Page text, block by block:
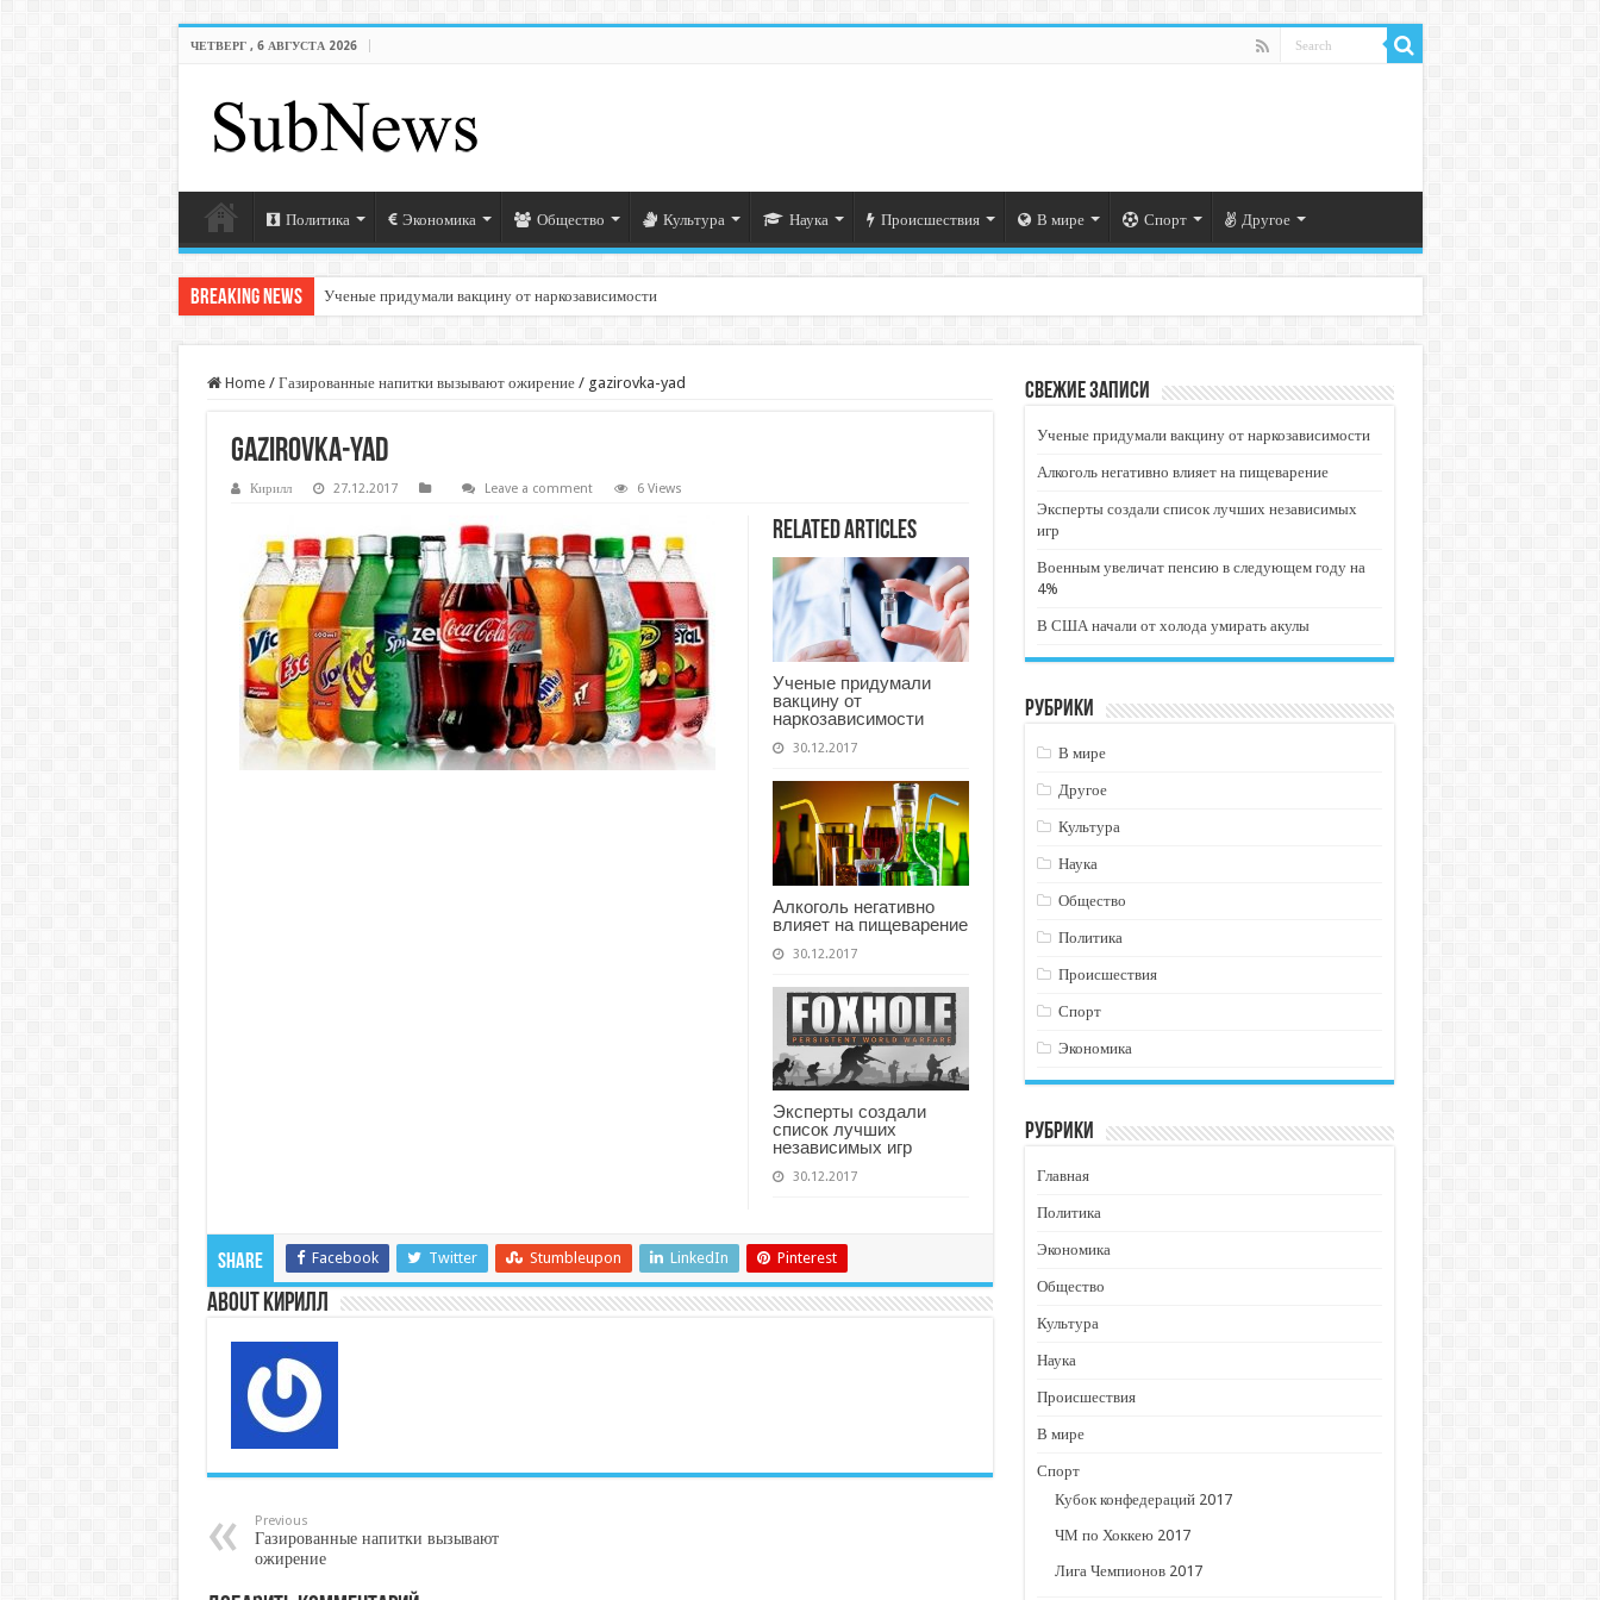
ЧЕТВЕРГ , 6 АВГУСТА 2026
Политика Экономика Общество Культура Наука Происшествия В мире Спорт Другое
Breaking News Ученые придумали вакцину от наркозависимости
Home / Газированные напитки вызывают ожирение / gazirovka-yad
gazirovka-yad
Кирилл 27.12.2017 Leave a comment 6 Views
Related Articles
Ученые придумали
вакцину от
наркозависимости
30.12.2017
Алкоголь негативно
влияет на пищеварение
30.12.2017
Эксперты создали
список лучших
независимых игр
30.12.2017
Share Facebook Twitter Stumbleupon LinkedIn Pinterest
About Кирилл
Previous
Газированные напитки вызывают
ожирение
Свежие записи
Ученые придумали вакцину от наркозависимости
Алкоголь негативно влияет на пищеварение
Эксперты создали список лучших независимых
игр
Военным увеличат пенсию в следующем году на
4%
В США начали от холода умирать акулы
Рубрики
В мире
Другое
Культура
Наука
Общество
Политика
Происшествия
Спорт
Экономика
Рубрики
Главная
Политика
Экономика
Общество
Культура
Наука
Происшествия
В мире
Спорт
Кубок конфедераций 2017
ЧМ по Хоккею 2017
Лига Чемпионов 2017